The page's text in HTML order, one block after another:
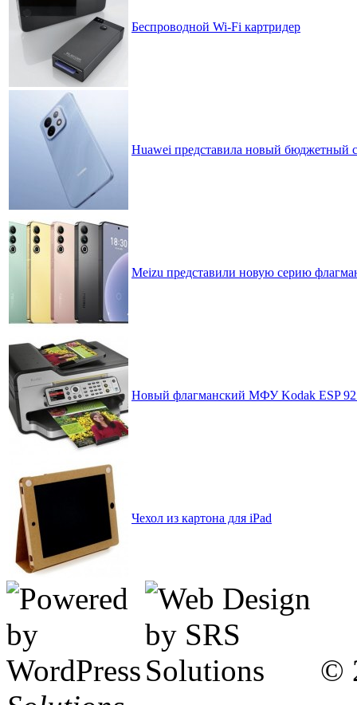
Беспроводной Wi-Fi картридер
Huawei представила новый бюджетный
Meizu представили новую серию
Новый флагманский МФУ Kodak ESP
Чехол из картона для iPad
©